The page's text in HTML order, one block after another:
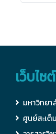
เว็บไซ
มหาวิทยา
ศูนย์สะเต็